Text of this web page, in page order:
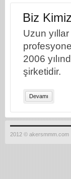
Biz Kimiz
Uzun
2006
şirketidir.
Devamı
2012 © akersmmm.com